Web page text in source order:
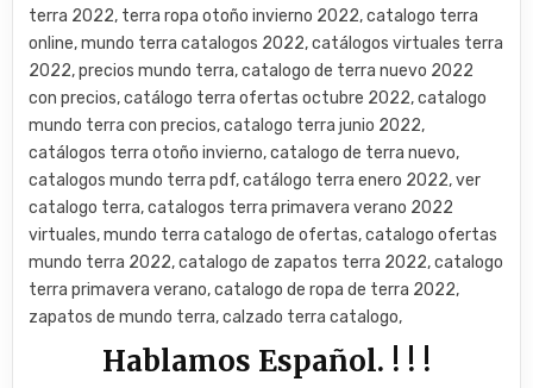
terra 2022, terra ropa otoño invierno 2022, catalogo terra
online, mundo terra catalogos 2022, catálogos virtuales terra
2022, precios mundo terra, catalogo de terra nuevo 2022
con precios, catálogo terra ofertas octubre 2022, catalogo
mundo terra con precios, catalogo terra junio 2022,
catálogos terra otoño invierno, catalogo de terra nuevo,
catalogos mundo terra pdf, catálogo terra enero 2022, ver
catalogo terra, catalogos terra primavera verano 2022
virtuales, mundo terra catalogo de ofertas, catalogo ofertas
mundo terra 2022, catalogo de zapatos terra 2022, catalogo
terra primavera verano, catalogo de ropa de terra 2022,
zapatos de mundo terra, calzado terra catalogo,
Hablamos Español. ! ! !